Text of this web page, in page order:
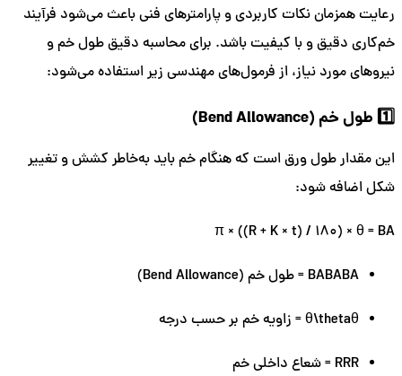
رعایت همزمان نکات کاربردی و پارامترهای فنی باعث می‌شود فرآیند
خم‌کاری دقیق و با کیفیت باشد. برای محاسبه دقیق طول خم و
نیروهای مورد نیاز، از فرمول‌های مهندسی زیر استفاده می‌شود:
1️⃣ طول خم (Bend Allowance)
این مقدار طول ورق است که هنگام خم باید به‌خاطر کشش و تغییر
شکل اضافه شود:
π × ((R + K × t) / 180) × θ = BA
BABABA = طول خم (Bend Allowance)
θ\thetaθ = زاویه خم بر حسب درجه
RRR = شعاع داخلی خم